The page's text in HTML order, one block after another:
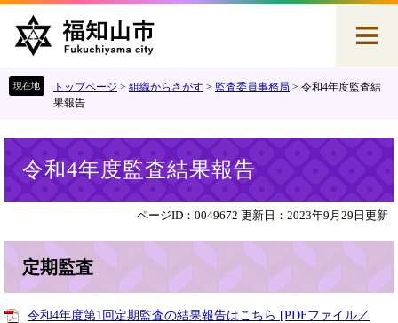
す
し
トップページ > 組織からさがす > 監査委員事務局 > 令和4年度監査結
果報告
令和4年度監査結果報告
ページID：0049672 更新日：2023年9月29日更新
定期監査
令和4年度第1回定期監査の結果報告はこちら [PDFファイル／